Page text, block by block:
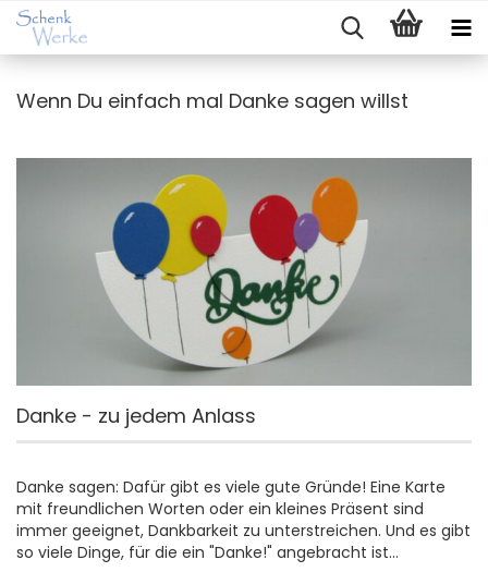
Wenn Du einfach mal Danke sagen willst
Danke - zu jedem Anlass
Danke sagen: Dafür gibt es viele gute Gründe! Eine Karte
mit freundlichen Worten oder ein kleines Präsent sind
immer geeignet, Dankbarkeit zu unterstreichen. Und es gibt
so viele Dinge, für die ein "Danke!" angebracht ist...